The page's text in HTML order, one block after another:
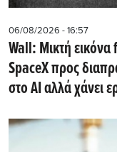
06/08/2026 - 16:57
Wall: Μικτή εικόνα
SpaceX προς
στο AI αλλά χάνει